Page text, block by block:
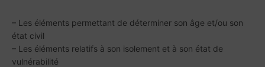
– Les éléments permettant de déterminer son âge et/ou son
état civil
– Les éléments relatifs à son isolement et à son état de
vulnérabilité